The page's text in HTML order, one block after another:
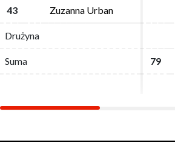
43 Zuzanna Urban
Drużyna
Suma 79
43 Zuzanna Urban
Drużyna
Suma 79